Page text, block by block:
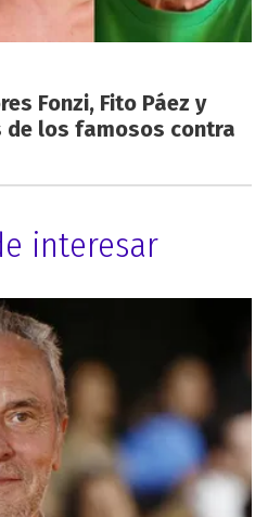
Fonzi, Fito Páez y
de los famosos contra
interesar